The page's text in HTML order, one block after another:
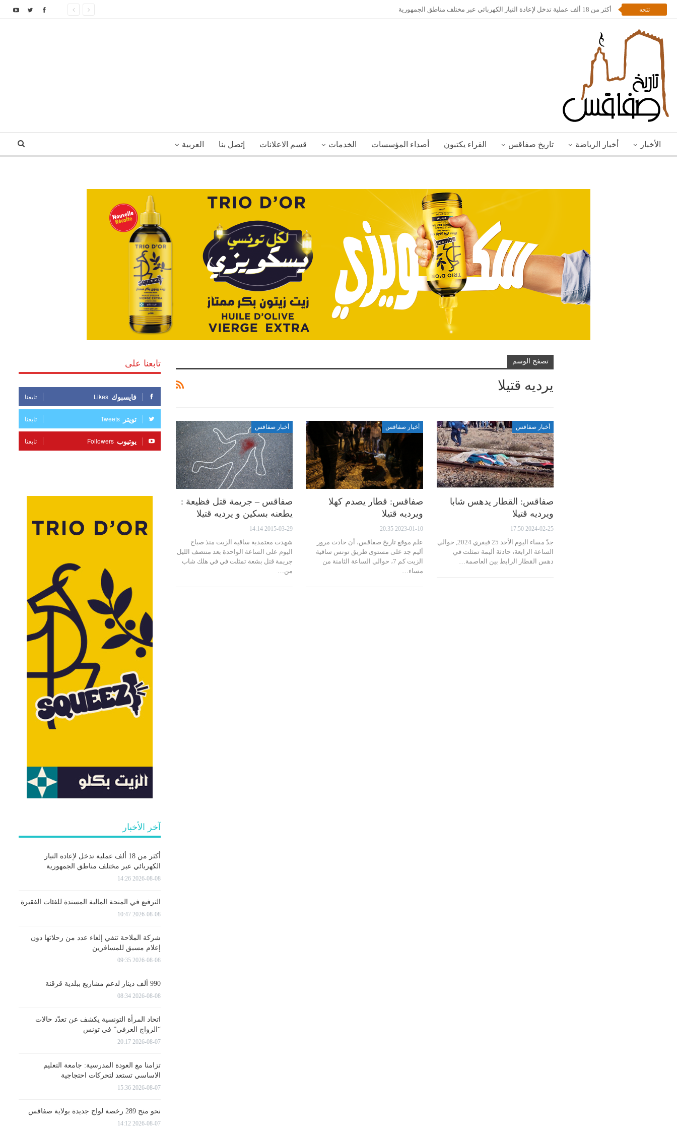
تتجه أكثر من 18 ألف عملية تدخل لإعادة التيار الكهربائي عبر مختلف مناطق الجمهورية
الأخبار أخبار الرياضة تاريخ صفاقس القراء يكتبون أصداء المؤسسات الخدمات قسم الاعلانات إتصل بنا العربية
تصفح الوسم
يرديه قتيلا
أخبار صفاقس
صفاقس: القطار يدهس شابا
ويرديه قتيلا
2024-02-25 17:50
جدّ مساء اليوم الأحد 25 فيفري 2024, حوالي
الساعة الرابعة، حادثة أليمة تمثلت في
دهس القطار الرابط بين العاصمة…
أخبار صفاقس
صفاقس: قطار يصدم كهلا
ويرديه قتيلا
2023-01-10 20:35
علم موقع تاريخ صفاقس، أن حادث مرور
أليم جد على مستوى طريق تونس ساقية
الزيت كم 7، حوالي الساعة الثامنة من
مساء…
أخبار صفاقس
صفاقس – جريمة قتل فظيعة :
يطعنه بسكين و يرديه قتيلا
2015-03-29 14:14
شهدت معتمدية ساقية الزيت منذ صباح
اليوم على الساعة الواحدة بعد منتصف الليل
جريمة قتل بشعة تمثلت في في هلك شاب
من…
تابعنا على
فايسبوك Likes تابعنا
تويتر Tweets تابعنا
يوتيوب Followers تابعنا
آخر الأخبار
أكثر من 18 ألف عملية تدخل لإعادة التيار
الكهربائي عبر مختلف مناطق الجمهورية
2026-08-08 14:26
الترفيع في المنحة المالية المسندة للفئات الفقيرة
2026-08-08 10:47
شركة الملاحة تنفي إلغاء عدد من رحلاتها دون
إعلام مسبق للمسافرين
2026-08-08 09:35
990 ألف دينار لدعم مشاريع ببلدية قرقنة
2026-08-08 08:34
اتحاد المرأة التونسية يكشف عن تعدّد حالات
“الزواج العرفي” في تونس
2026-08-07 20:17
تزامنا مع العودة المدرسية: جامعة التعليم
الاساسي تستعد لتحركات احتجاجية
2026-08-07 15:36
نحو منح 289 رخصة لواج جديدة بولاية صفاقس
2026-08-07 14:12